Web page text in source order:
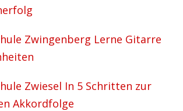
Zwingenberg Lerne Gitarre
Zwiesel In 5 Schritten zur
Akkordfolge